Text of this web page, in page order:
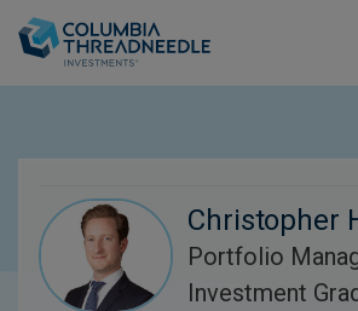
Christopher
Portfolio
Investment